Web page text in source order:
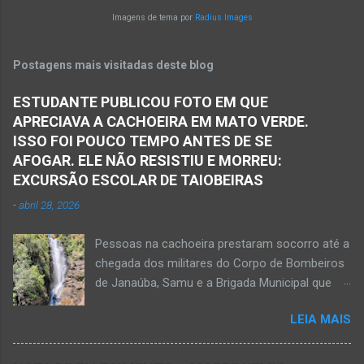
Norte de Minas. Ainda segundo a polícia, o
natureza nos proporciona. Isso é aqui em
bairro Gameleira, na região da Serra Geral, no
nova visão urbanística na avenida Osvaldo
Cruz, perto da ponte de ferro e do rio Gorutuba.
Vasos, brinquedos e outros objetos são
usados para receber flores e plantas que
enfeitam o ambiente. Parabéns aos moradores
mais agradável, sustentável, linda e limpa.
Imagens de tema por Radius Images
Postagens mais visitadas deste blog
ESTUDANTE PUBLICOU FOTO EM QUE
APRECIAVA A CACHOEIRA EM MATO VERDE.
ISSO FOI POUCO TEMPO ANTES DE SE
AFOGAR. ELE NÃO RESISTIU E MORREU:
EXCURSÃO ESCOLAR DE TAIOBEIRAS
-abril 28, 2026
Pessoas na cachoeira prestaram socorro até a
chegada dos militares do Corpo de Bombeiros
de Janaúba, Samu e a Brigada Municipal que
resistiu e foi a óbito Foto álbum pessoal Kauan
Pereira Alves publicou em sua rede social a
foto em que apreciava a Cachoeira Maria Rosa,
LEIA MAIS